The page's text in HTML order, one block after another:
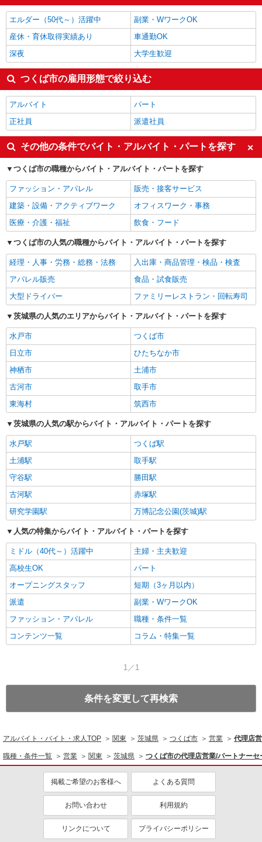
エルダー（50代～）活躍中
副業・WワークOK
産休・育休取得実績あり
車通勤OK
深夜
大学生歓迎
つくば市の雇用形態で絞り込む
アルバイト
パート
正社員
派遣社員
その他の条件でバイト・アルバイト・パートを探す
つくば市の職種からバイト・アルバイト・パートを探す
ファッション・アパレル
販売・接客サービス
建築・設備・アクティブワーク
オフィスワーク・事務
医療・介護・福祉
飲食・フード
つくば市の人気の職種からバイト・アルバイト・パートを探す
経理・人事・労務・総務・法務
入出庫・商品管理・検品・検査
アパレル販売
食品・試食販売
大型ドライバー
ファミリーレストラン・回転寿司
茨城県の人気のエリアからバイト・アルバイト・パートを探す
水戸市
つくば市
日立市
ひたちなか市
神栖市
土浦市
古河市
取手市
東海村
筑西市
茨城県の人気の駅からバイト・アルバイト・パートを探す
水戸駅
つくば駅
土浦駅
取手駅
守谷駅
勝田駅
古河駅
赤塚駅
研究学園駅
万博記念公園(茨城)駅
人気の特集からバイト・アルバイト・パートを探す
ミドル（40代～）活躍中
主婦・主夫歓迎
高校生OK
パート
オープニングスタッフ
短期（3ヶ月以内）
派遣
副業・WワークOK
ファッション・アパレル
職種・条件一覧
コンテンツ一覧
コラム・特集一覧
1／1
条件を変更して再検索
アルバイト・バイト・求人TOP 関東 茨城県 つくば市 営業 代理店
職種・条件一覧 営業 関東 茨城県 つくば市の代理店営業/パートナー
掲載ご希望のお客様へ よくある質問
お問い合わせ 利用規約
リンクについて プライバシーポリシー